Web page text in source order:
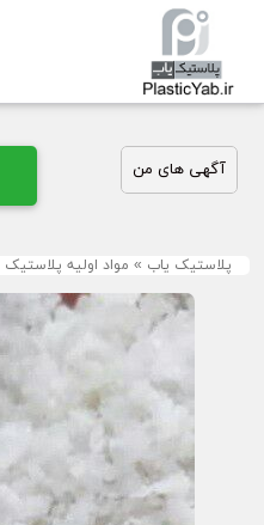
آگهی های من
پلاستیک یاب » مواد اولیه پلاستیک